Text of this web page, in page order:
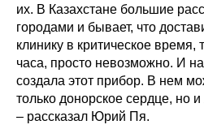
их. В Казахстане большие
городами и бывает, что
клинику в критическое время,
часа, просто невозможно. И
создала этот прибор. В нем
только донорское сердце, но
– рассказал Юрий Пя.